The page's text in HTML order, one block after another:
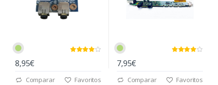
8,95€
Comparar Favoritos
7,95€
Comparar Favoritos